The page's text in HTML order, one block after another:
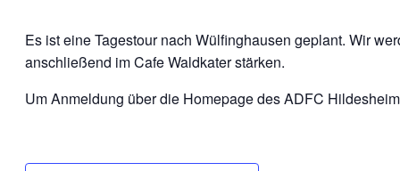
Es ist eine Tagestour nach Wülfinghausen geplant. Wir
anschließend im Cafe Waldkater stärken.
Um Anmeldung über die Homepage des ADFC